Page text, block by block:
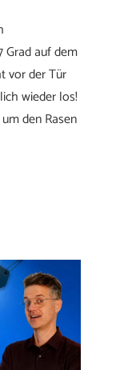
Grad auf dem
vor der Tür
wieder los!
den Rasen